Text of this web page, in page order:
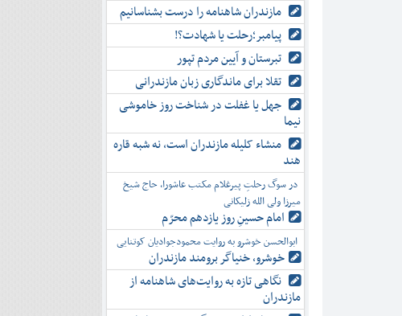
مازندران شاهنامه را درست بشناسانیم
پیامبر؛رحلت یا شهادت؟!
تبرستان و آیین مردم تپور
تقلا برای ماندگاری زبان مازندرانی
جهل یا غفلت در شناخت روز خاموشی
نیما
منشاء کلیله مازندران است، نه شبه قاره
هند
در سوگ رحلتِ پیرغلام مکتب عاشورا، حاج شیخ
میرزا ولی الله زلیکانی
امام حسینِ روز یازدهم محرّم
ابوالحسن خوشرو به روایت محمودجوادیان کوتنایی
خوشرو، خنياگر برومند مازندران
نگاهی تازه به روایت‌های شاهنامه از
مازندران